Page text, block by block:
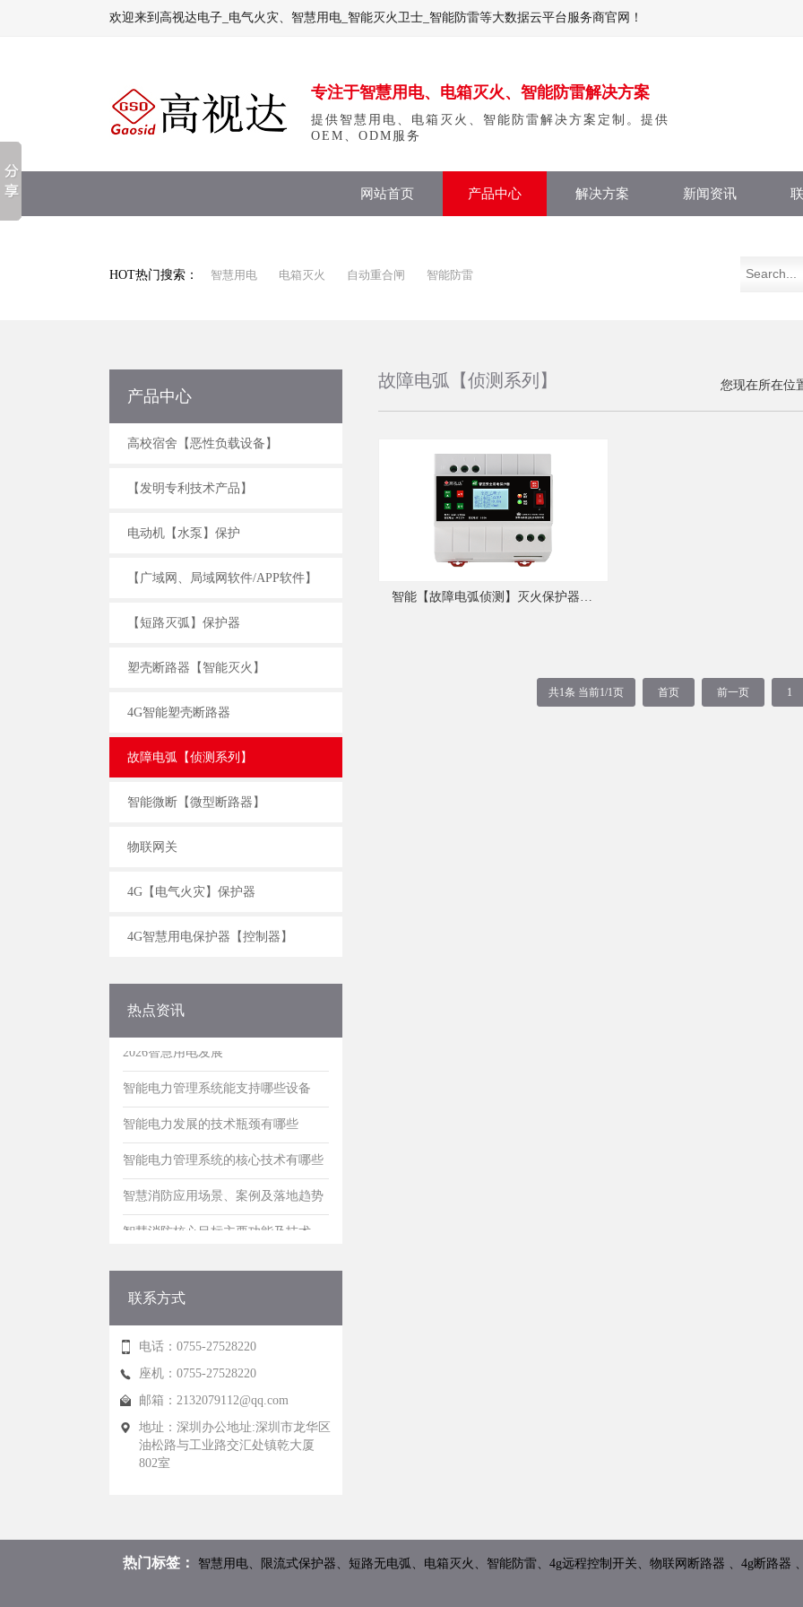
欢迎来到高视达电子_电气火灾、智慧用电_智能灭火卫士_智能防雷等大数据云平台服务商官网！
专注于智慧用电、电箱灭火、智能防雷解决方案
提供智慧用电、电箱灭火、智能防雷解决方案定制。提供
OEM、ODM服务
网站首页 产品中心 解决方案 新闻资讯
HOT热门搜索： 智慧用电 电箱灭火 自动重合闸 智能防雷
产品中心
高校宿舍【恶性负载设备】
【发明专利技术产品】
电动机【水泵】保护
【广域网、局域网软件/APP软件】
【短路灭弧】保护器
塑壳断路器【智能灭火】
4G智能塑壳断路器
故障电弧【侦测系列】
智能微断【微型断路器】
物联网关
4G【电气火灾】保护器
4G智慧用电保护器【控制器】
热点资讯
智慧消防应用场景、案例及落地趋势
智慧消防核心目标主要功能及技术
智能电力发展的技术瓶颈有哪些
智能电力管理系统的核心技术有哪些
智慧消防核心目标主要功能及技术
智能电力管理系统能支持哪些设备
智能电力发展的技术瓶颈有哪些
智能电力管理系统的核心技术有哪些
智慧消防应用场景、案例及落地趋势
智慧消防核心目标主要功能及技术
智能电力管理系统能支持哪些设备
智能电力管理系统的核心技术有哪些
联系方式
电话：0755-27528220
座机：0755-27528220
邮箱： 2132079112@qq.com
地址：深圳办公地址:深圳市龙华区
油松路与工业路交汇处镇乾大厦
802室
您现在所在位
故障电弧【侦测系列】
智能【故障电弧侦测】灭火保护器（四合一）
共1条 当前1/1页 首页 前一页 1
热门标签： 智慧用电、限流式保护器、短路无电弧、电箱灭火、智能防雷、4g远程控制开关、物联网断路器 、4g断路器